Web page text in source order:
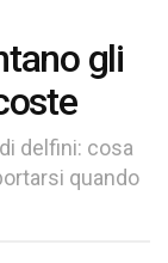
gli
delfini: cosa
quando